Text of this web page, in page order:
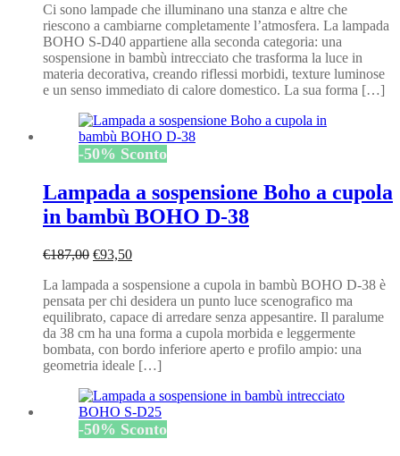
originale
era:
€166,00.
attuale
è:
€83,00.
Ci sono lampade che illuminano una stanza e altre che
riescono a cambiarne completamente l’atmosfera. La lampada
BOHO S-D40 appartiene alla seconda categoria: una
sospensione in bambù intrecciato che trasforma la luce in
materia decorativa, creando riflessi morbidi, texture luminose
e un senso immediato di calore domestico. La sua forma […]
-50% Sconto
Lampada a sospensione Boho a cupola
in bambù BOHO D-38
€187,00 Il
originale
era:
€187,00.
€93,50Il
attuale
è:
€93,50.
La lampada a sospensione a cupola in bambù BOHO D-38 è
pensata per chi desidera un punto luce scenografico ma
equilibrato, capace di arredare senza appesantire. Il paralume
da 38 cm ha una forma a cupola morbida e leggermente
bombata, con bordo inferiore aperto e profilo ampio: una
geometria ideale […]
-50% Sconto